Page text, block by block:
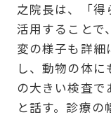
之院長は、「得
活用することで
変の様子も詳細
し、動物の体
の大きい検査で
と話す。診療の